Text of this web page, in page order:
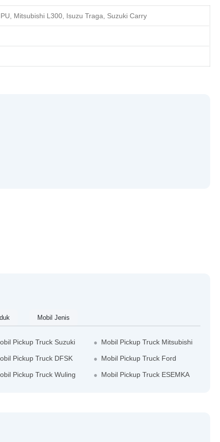
Mitsubishi L300, Isuzu Traga, Suzuki Carry
Mobil Jenis
Pickup Truck Suzuki Mobil Pickup Truck Mitsubishi
Pickup Truck DFSK Mobil Pickup Truck Ford
Pickup Truck Wuling Mobil Pickup Truck ESEMKA